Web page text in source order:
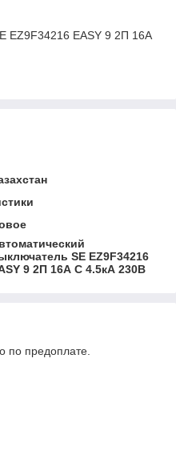
EZ9F34216 EASY 9 2П 16А
SE EZ9F34216
9 2П 16А С 4.5кА 230В
по предоплате.